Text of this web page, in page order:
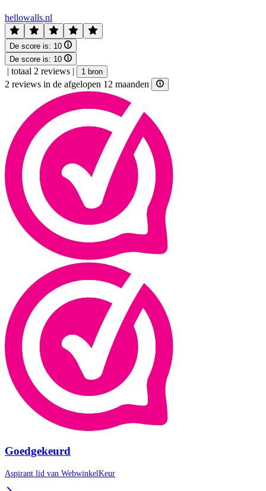
hellowalls.nl
De score is: 10
De score is: 10
| totaal 2 reviews | 1 bron
2 reviews in de afgelopen 12 maanden
Goedgekeurd
Aspirant lid van WebwinkelKeur